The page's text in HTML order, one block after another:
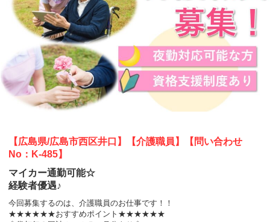
【広島県/広島市西区井口】【介護職員】【問い合わせ
No：K-485】
マイカー通勤可能☆
経験者優遇♪
今回募集するのは、介護職員のお仕事です！！
★★★★★★おすすめポイント★★★★★★